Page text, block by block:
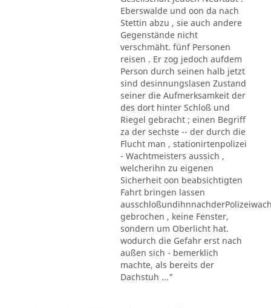
Eberswalde und oon da nach
Stettin abzu , sie auch andere
Gegenstände nicht
verschmäht. fünf Personen
reisen . Er zog jedoch aufdem
Person durch seinen halb jetzt
sind desinnungslasen Zustand
seiner die Aufmerksamkeit der
des dort hinter Schloß und
Riegel gebracht ; einen Begriff
za der sechste -- der durch die
Flucht man , stationirtenpolizei
- Wachtmeisters aussich ,
welcherihn zu eigenen
Sicherheit oon beabsichtigten
Fahrt bringen lassen
gebrochen , keine Fenster,
sondern um Oberlicht hat.
wodurch die Gefahr erst nach
außen sich - bemerklich
machte, als bereits der
Dachstuh ..."